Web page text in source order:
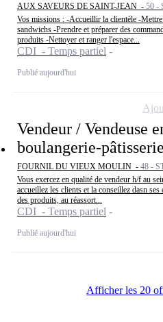
AUX SAVEURS DE SAINT-JEAN - 50 -
Vos missions : -Accueillir la clientèle -
sandwichs -Prendre et préparer des
produits -Nettoyer et ranger l'espace...
CDI - Temps partiel
Publié aujourd'hui
Vendeur / Vendeuse
boulangerie-
FOURNIL DU VIEUX MOULIN - 48 -
Vous exercez en qualité de vendeur h/f au
accueillez les clients et la conseillez dasn
des produits, au réassort...
CDI - Temps partiel
Publié aujourd'hui
Afficher les 20